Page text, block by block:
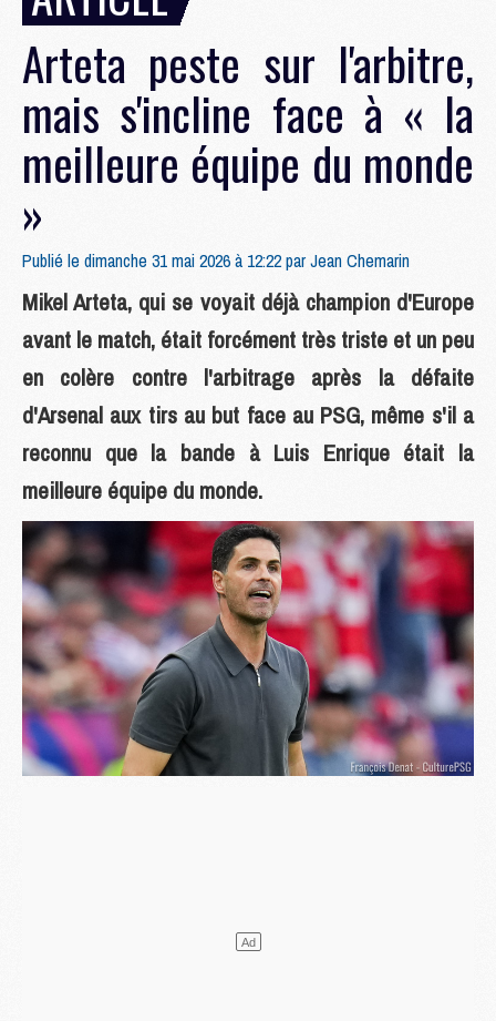
Arteta peste sur l'arbitre,
mais s'incline face à « la
meilleure équipe du monde
»
Publié le dimanche 31 mai 2026 à 12:22 parJean Chemarin
Mikel Arteta, qui se voyait déjà champion d'Europe
avant le match, était forcément très triste et un peu
en colère contre l'arbitrage après la défaite
d'Arsenal aux tirs au but face au PSG, même s'il a
reconnu que la bande à Luis Enrique était la
meilleure équipe du monde.